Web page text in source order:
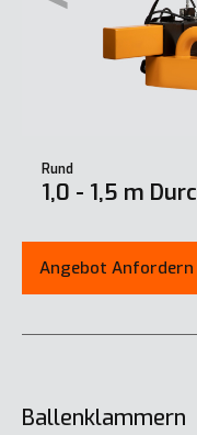
Rund
1,0 - 1,5 m
Angebot Anfordern
Ballenklammern